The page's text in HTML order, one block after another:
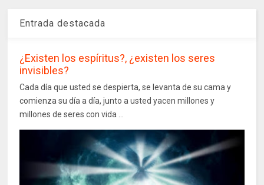
Entrada destacada
¿Existen los espíritus?, ¿existen los seres
invisibles?
Cada día que usted se despierta, se levanta de su cama y
comienza su día a día, junto a usted yacen millones y
millones de seres con vida ...